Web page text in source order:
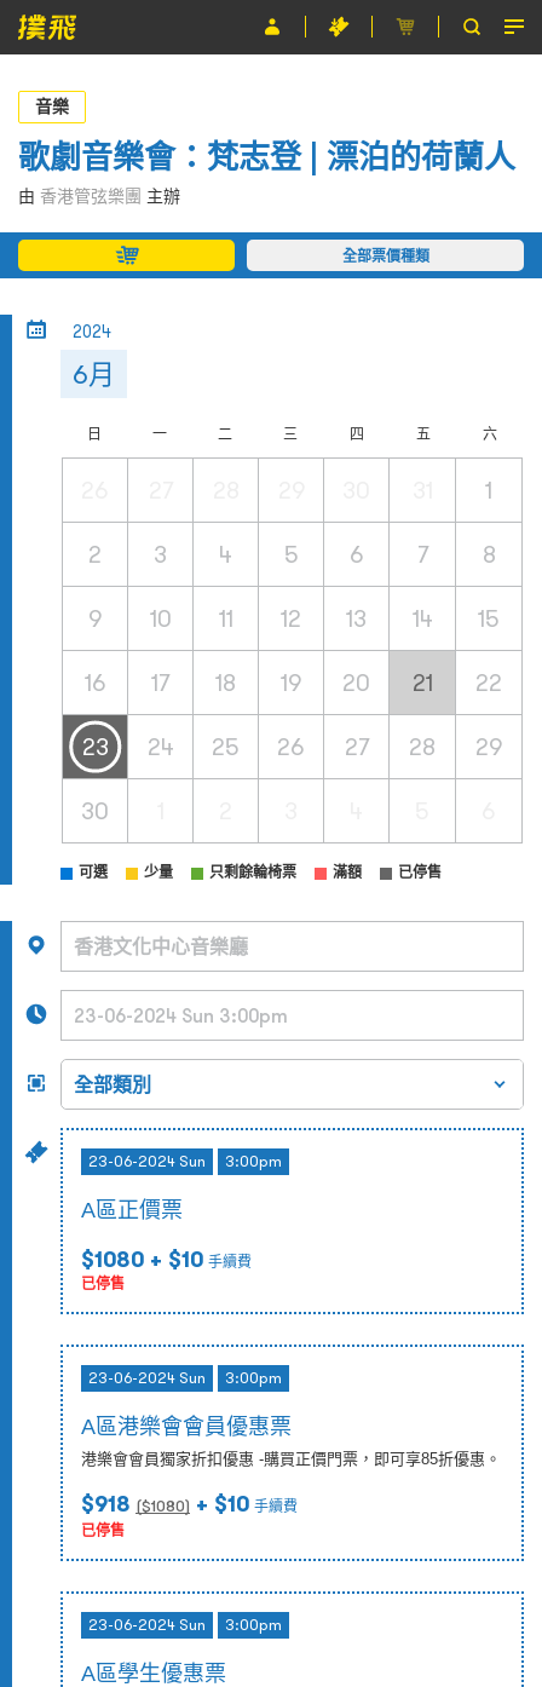
節目
主辦單位
關於撲飛
條款及細則
音樂
歌劇音樂會：梵志登 | 漂泊的荷蘭人
由 香港管弦樂團 主辦
全部票價種類
2024
6月
日 一 二 三 四 五 六
1
2 3 4 5 6 7 8
9 10 11 12 13 14 15
16 17 18 19 20 21 22
23 24 25 26 27 28 29
30
可選 少量 只剩餘輪椅票 滿額 已停售
23-06-2024 Sun 3:00pm
A區正價票
$1080 + $10 手續費
已停售
23-06-2024 Sun 3:00pm
A區港樂會會員優惠票
港樂會會員獨家折扣優惠 -購買正價門票，即可享85折優惠。
$918 ($1080) + $10 手續費
已停售
23-06-2024 Sun 3:00pm
A區學生優惠票